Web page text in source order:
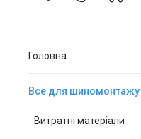
Головна
Все для шиномонтажу
Витратні матеріали